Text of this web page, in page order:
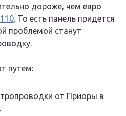
дороже, чем евро
. То есть панель придется
проблемой станут
путем:
от Приоры в